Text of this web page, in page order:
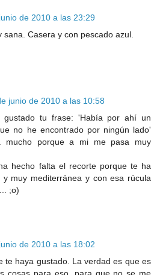
de 2010 a las 23:29
sana. Casera y con pescado azul.
junio de 2010 a las 10:58
gustado tu frase: 'Había por ahí un
no he encontrado por ningún lado'
mucho porque a mi me pasa muy
hecho falta el recorte porque te ha
y muy mediterránea y con esa rúcula
;o)
de 2010 a las 18:02
te haya gustado. La verdad es que es